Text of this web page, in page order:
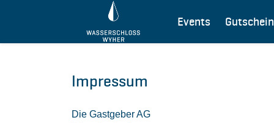
Events
Impressum
Die Gastgeber AG